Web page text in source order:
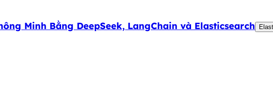
Minh Bằng DeepSeek, LangChain và Elasticsearch